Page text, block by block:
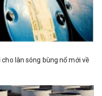
làn sóng bùng nổ mới về